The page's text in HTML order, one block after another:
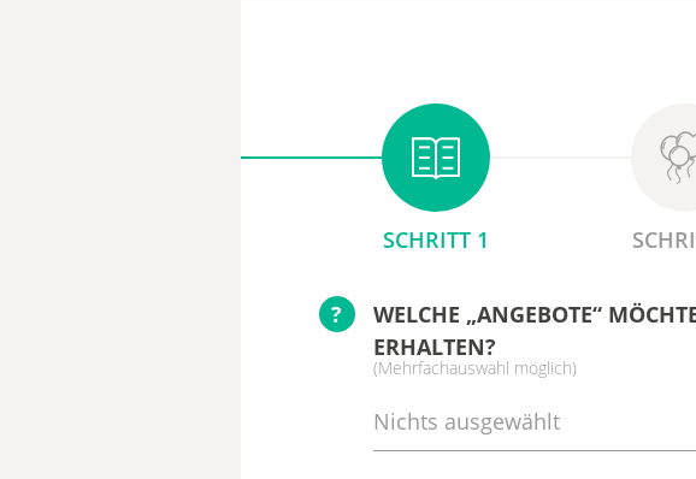
SCHRITT 1
?
WELCHE „ANGEBOTE“
ERHALTEN?
(Mehrfachauswahl möglich)
Nichts ausgewählt